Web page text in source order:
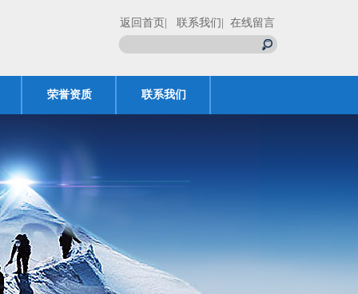
返回首页 | 联系我们 | 在线留言
荣誉资质 联系我们